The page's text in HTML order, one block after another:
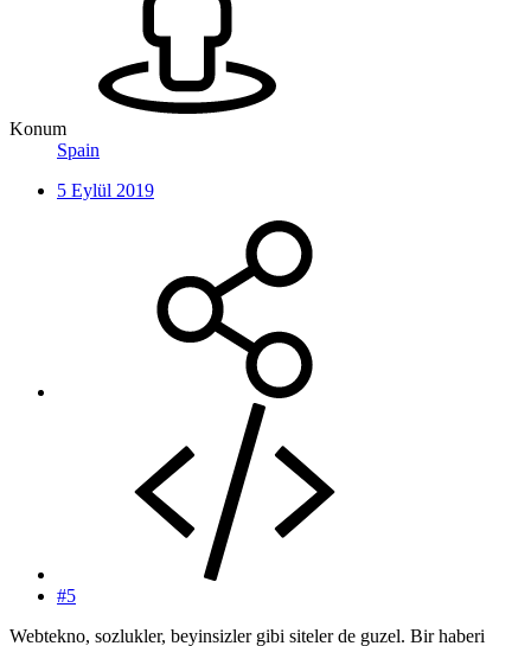
Konum
Spain
5 Eylül 2019
#5
Webtekno, sozlukler, beyinsizler gibi siteler de guzel. Bir haberi